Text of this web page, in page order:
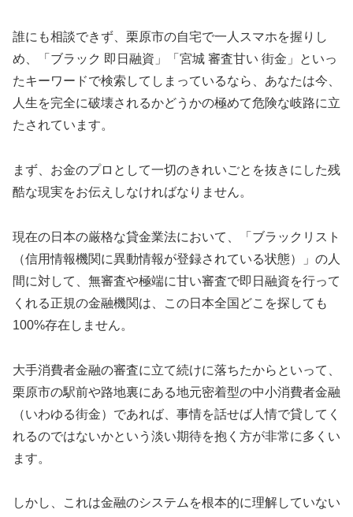
誰にも相談できず、栗原市の自宅で一人スマホを握りし
め、「ブラック 即日融資」「宮城 審査甘い 街金」といっ
たキーワードで検索してしまっているなら、あなたは今、
人生を完全に破壊されるかどうかの極めて危険な岐路に立
たされています。
まず、お金のプロとして一切のきれいごとを抜きにした残
酷な現実をお伝えしなければなりません。
現在の日本の厳格な貸金業法において、「ブラックリスト
（信用情報機関に異動情報が登録されている状態）」の人
間に対して、無審査や極端に甘い審査で即日融資を行って
くれる正規の金融機関は、この日本全国どこを探しても
100%存在しません。
大手消費者金融の審査に立て続けに落ちたからといって、
栗原市の駅前や路地裏にある地元密着型の中小消費者金融
（いわゆる街金）であれば、事情を話せば人情で貸してく
れるのではないかという淡い期待を抱く方が非常に多くい
ます。
しかし、これは金融のシステムを根本的に理解していない